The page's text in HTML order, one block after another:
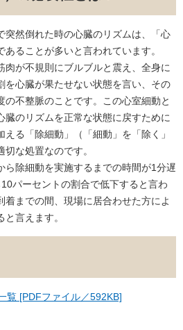
然倒れた時の心臓のリズムは、「心
ることが多いと言われています。
が不規則にブルブルと震え、全身に
を心臓が果たせない状態を言い、その
の不整脈のことです。この心室細動と
臓のリズムを正常な状態に戻すために
る「除細動」（「細動」を「除く」
な処置なのです。
除細動を実施するまでの時間が1分遅
パーセントの割合で低下すると言わ
までの間、現場に居合わせた方によ
言えます。
覧 [PDFファイル／592KB]